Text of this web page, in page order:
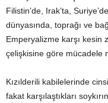
Filistin’de, Irak’ta,
dünyasında, toprağı ve
Emperyalizme karşı kesin
çelişkisine göre mücadele
Kızılderili kabilelerinde
fakat karşılaştıkları